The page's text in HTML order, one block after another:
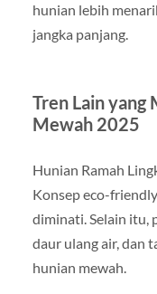
hunian lebih
jangka panjang.
Tren Lain yang
Mewah 2025
Hunian Ramah
Konsep eco-
diminati. Selain itu,
daur ulang air, dan
hunian mewah.